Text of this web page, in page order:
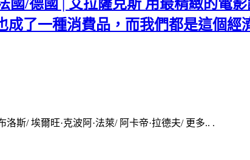
法國/德國 | 艾拉薩克斯 用最精緻的
成了一種消費品，而我們都是這個經
斯/ 埃爾旺·克波阿·法萊/ 阿卡帝·拉德夫/ 更多.. .